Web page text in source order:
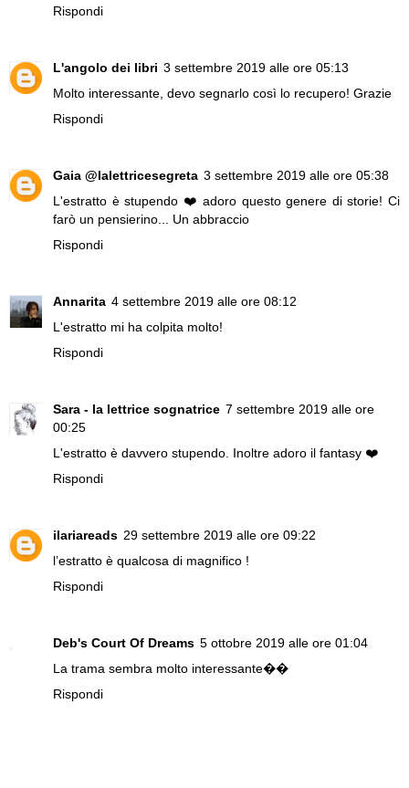
Rispondi
L'angolo dei libri 3 settembre 2019 alle ore 05:13
Molto interessante, devo segnarlo così lo recupero! Grazie
Rispondi
Gaia @lalettricesegreta 3 settembre 2019 alle ore 05:38
L'estratto è stupendo ❤️ adoro questo genere di storie! Ci
farò un pensierino... Un abbraccio
Rispondi
Annarita 4 settembre 2019 alle ore 08:12
L'estratto mi ha colpita molto!
Rispondi
Sara - la lettrice sognatrice 7 settembre 2019 alle ore
00:25
L'estratto è davvero stupendo. Inoltre adoro il fantasy ❤️
Rispondi
ilariareads 29 settembre 2019 alle ore 09:22
l’estratto è qualcosa di magnifico !
Rispondi
Deb's Court Of Dreams 5 ottobre 2019 alle ore 01:04
La trama sembra molto interessante��
Rispondi